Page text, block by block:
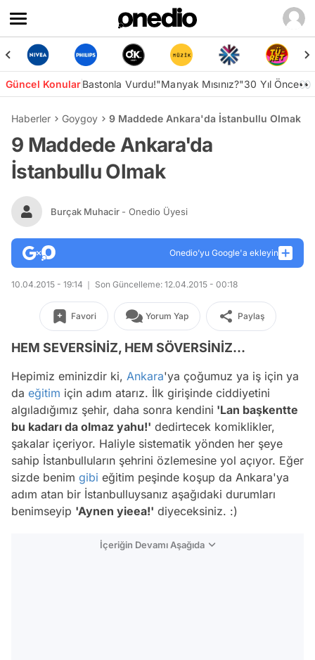
Güncel KonularBastonla Vurdu!"Manyak Mısınız?"30 Yıl Önce👀
Haberler Goygoy 9 Maddede Ankara'da İstanbullu Olmak
9 Maddede Ankara'da
İstanbullu Olmak
Burçak Muhacir - Onedio Üyesi
Onedio’yu Google'a ekleyin
10.04.2015 - 19:14 Son Güncelleme: 12.04.2015 - 00:18
Favori Yorum Yap Paylaş
HEM SEVERSİNİZ, HEM SÖVERSİNİZ...
Hepimiz eminizdir ki, Ankara'ya çoğumuz ya iş için ya
da eğitim için adım atarız. İlk girişinde ciddiyetini
algıladığımız şehir, daha sonra kendini 'Lan başkentte
bu kadarı da olmaz yahu!' dedirtecek komiklikler,
şakalar içeriyor. Haliyle sistematik yönden her şeye
sahip İstanbulluların şehrini özlemesine yol açıyor. Eğer
sizde benim gibi eğitim peşinde koşup da Ankara'ya
adım atan bir İstanbulluysanız aşağıdaki durumları
benimseyip 'Aynen yieea!' diyeceksiniz. :)
İçeriğin Devamı Aşağıda